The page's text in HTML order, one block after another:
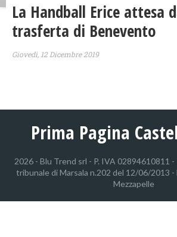
La Handball Erice attesa
trasferta di Benevento
Giovedì, 12 Dicembre 2019
Prima Pagina
2026 - Blu Trend srl - P. IVA 02894610811
tribunale di Marsala n.202 del 12/06/2013
Mezzapelle